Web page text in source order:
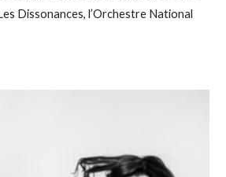
Dissonances, l’Orchestre National